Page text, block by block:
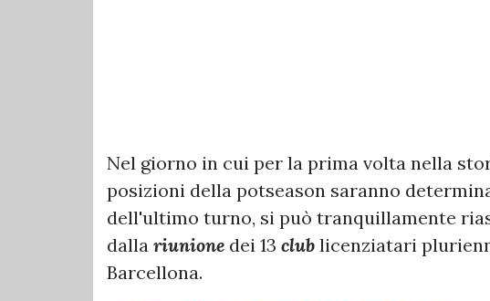
Nel giorno in cui per la prima volta nella
posizioni della potseason saranno
dell'ultimo turno, si può tranquillamente
dalla riunione dei 13 club licenziatari
Barcellona.